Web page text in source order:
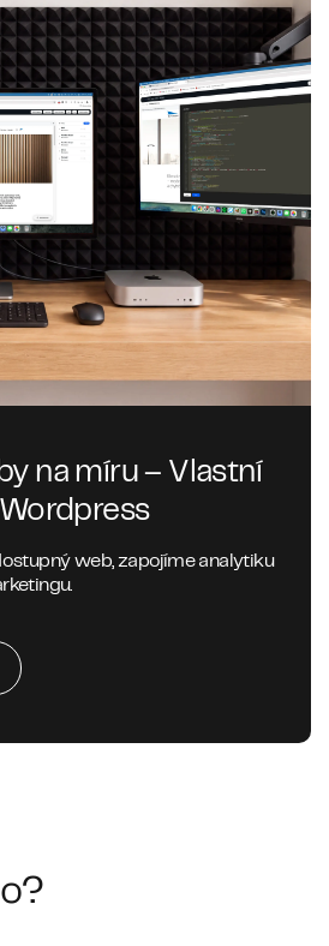
na míru – Vlastní
web, zapojíme analytiku